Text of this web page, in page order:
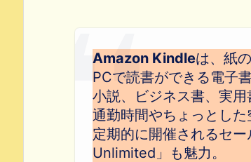
Amazon Kindleは、紙
PCで読書ができる電子
小説、ビジネス書、実用
通勤時間やちょっとした
定期的に開催されるセ
Unlimited」も魅力。